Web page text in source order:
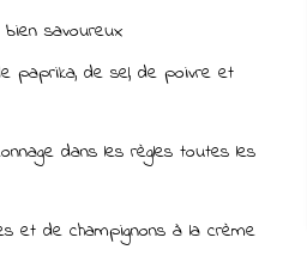
savoureux
paprika, de sel, de poivre et
dans les règles toutes les
et de champignons à la crème